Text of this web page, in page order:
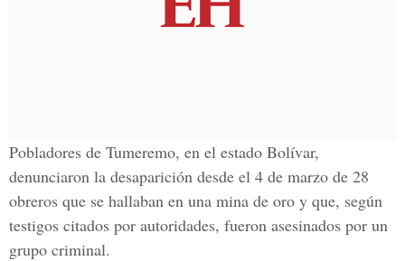
Pobladores de Tumeremo, en el estado Bolívar,
denunciaron la desaparición desde el 4 de marzo de 28
obreros que se hallaban en una mina de oro y que, según
testigos citados por autoridades, fueron asesinados por un
grupo criminal.